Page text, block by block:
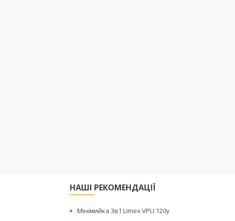
НАШІ РЕКОМЕНДАЦІЇ
Мінімийка 3в1 Limex VPU 120y